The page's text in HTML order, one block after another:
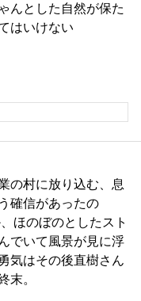
んとした自然が保た
はいけない
の村に放り込む、息
確信があったの
ほのぼのとしたスト
でいて風景が見に浮
気はその後直樹さん
末。